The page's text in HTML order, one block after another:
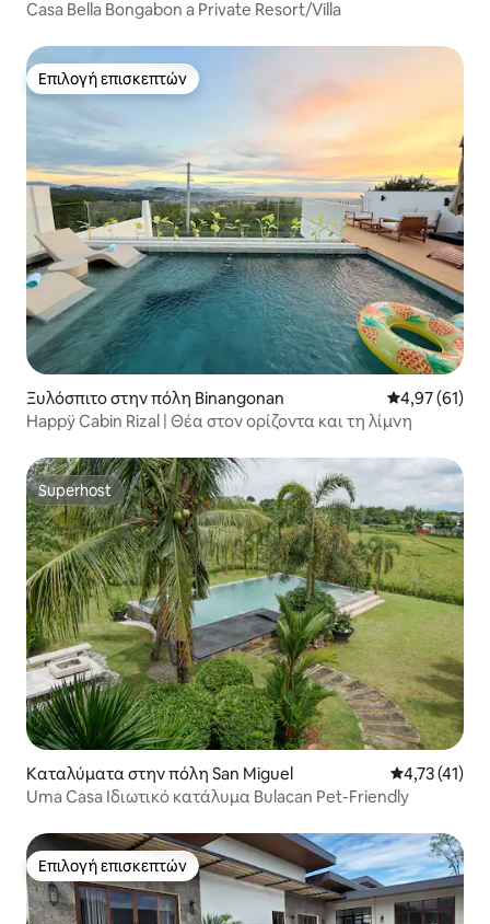
Casa Bella Bongabon a Private Resort/Villa
Επιλογή επισκεπτών
Επιλογή επισκεπτών
Ξυλόσπιτο στην πόλη Binangonan Μέση
4,97 (61)
Happÿ Cabin Rizal | Θέα στον ορίζοντα και τη λίμνη
Superhost
Superhost
Καταλύματα στην πόλη San Miguel Μέση
4,73 (41)
Uma Casa Ιδιωτικό κατάλυμα Bulacan Pet-Friendly
Επιλογή επισκεπτών
Επιλογή επισκεπτών